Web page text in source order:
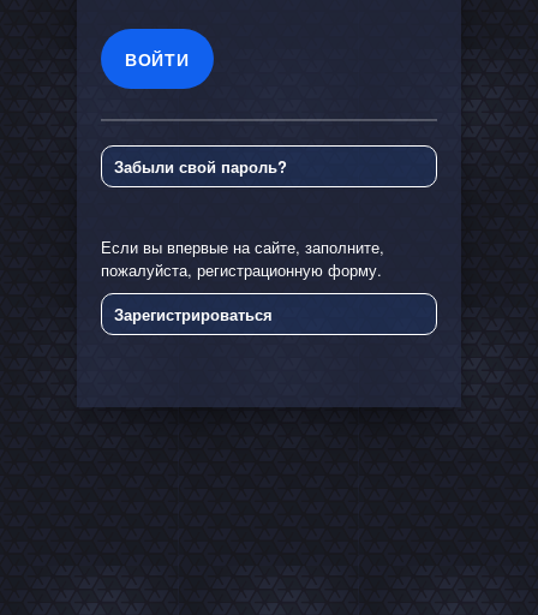
Забыли свой пароль?
Если вы впервые на сайте, заполните,
пожалуйста, регистрационную форму.
Зарегистрироваться